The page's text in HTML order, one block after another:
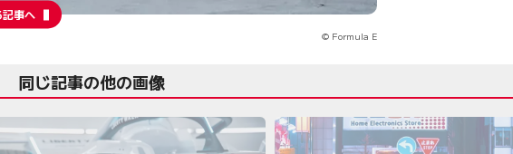
事へ
© Formula E
同じ記事の他の画像